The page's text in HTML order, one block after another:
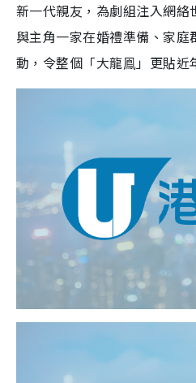
新一代親友，為劇組注入網
與主角一家在婚禮準備、家
動，令整個「大龍鳯」更貼近